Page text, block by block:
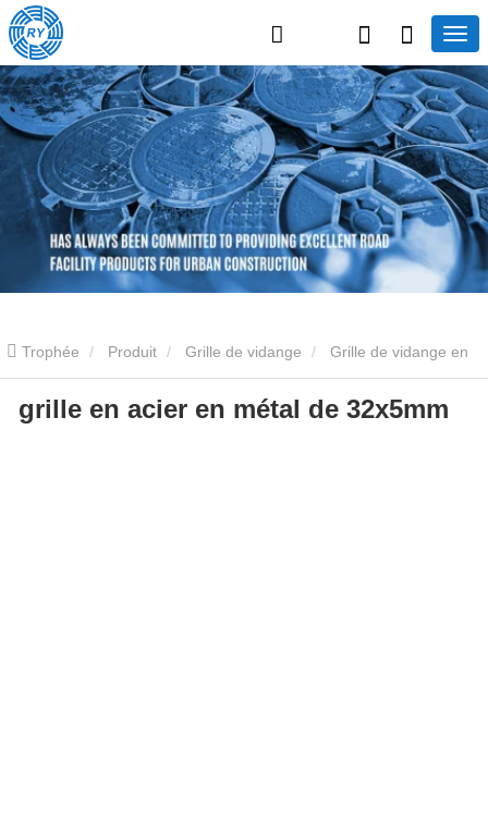
Trophée Produit Grille de vidange Grille de vidange en
acier inoxydable grille en acier en métal de 32x5mm
grille en acier en métal de 32x5mm